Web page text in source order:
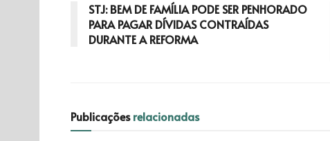
STJ: BEM DE FAMÍLIA PODE SER PENHORADO
PARA PAGAR DÍVIDAS CONTRAÍDAS
DURANTE A REFORMA
Publicaçõesrelacionadas